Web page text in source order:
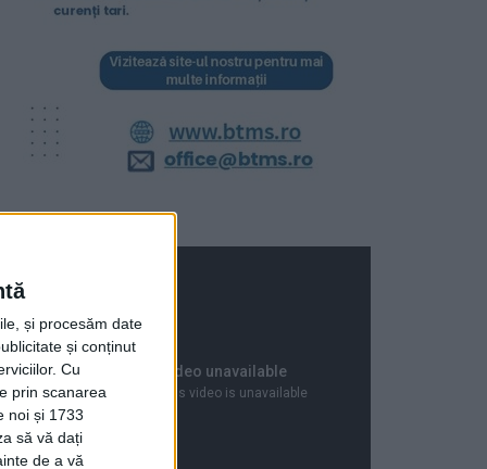
și procesăm date
și conținut
Cu
prin scanarea
noi și 1733
să vă dați
de a vă